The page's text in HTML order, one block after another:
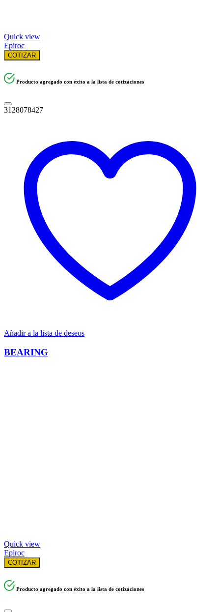
Quick view
Epiroc
COTIZAR
Producto agregado con éxito a la lista de cotizaciones
3128078427
Añadir a la lista de deseos
BEARING
Quick view
Epiroc
COTIZAR
Producto agregado con éxito a la lista de cotizaciones